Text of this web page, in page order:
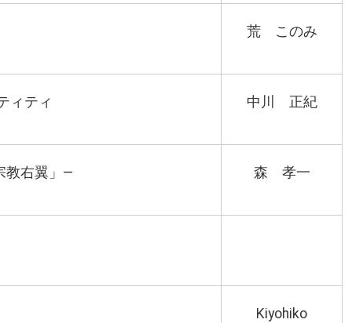
荒 このみ
ィティ 中川 正紀
教右翼」― 森 孝一
Kiyohiko